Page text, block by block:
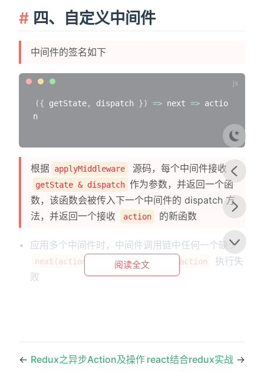
四、自定义中间件
中间件的签名如下
({ getState, dispatch }) => next => actio
根据 applyMiddleware 源码，每个中间件接收
getState & dispatch 作为参数，并返回一个函
数，该函数会被传入下一个中间件的 dispatch 方
法，并返回一个接收
action 的新函数
应用多个中间件时，中间件调用链中任何一个缺少
next(action) 的调用，都会导致 action
执行失
败
阅读全文
← Redux之异步Action及操作 react结合redux实战 →